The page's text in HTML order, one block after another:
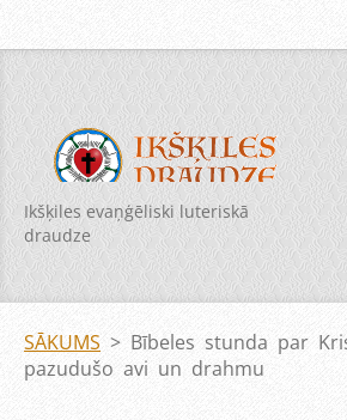
Ikšķiles evaņģēliski luteriskā
draudze
SĀKUMS > Bībeles stunda par
pazudušo avi un drahmu